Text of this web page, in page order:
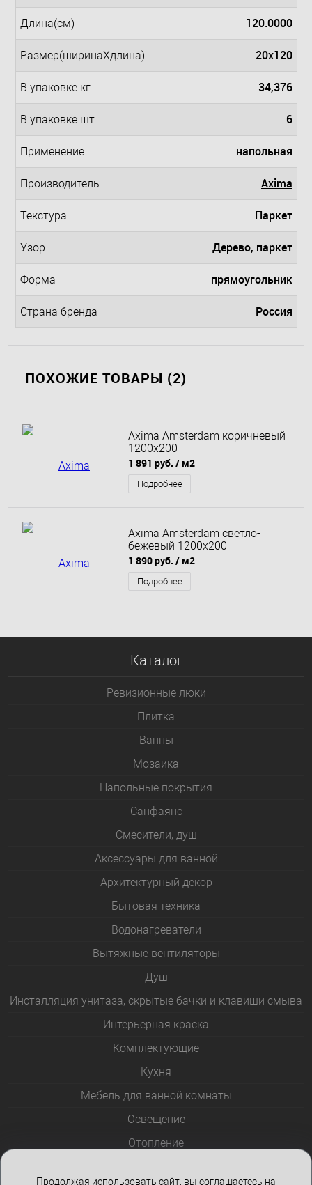
Длина(см) 120.0000
Размер(ширинаXдлина) 20x120
В упаковке кг 34,376
В упаковке шт 6
Применение напольная
Производитель Axima
Teкстура Паркет
Узор Дерево, паркет
Форма прямоугольник
Страна бренда Россия
ПОХОЖИЕ ТОВАРЫ (2)
Axima Amsterdam коричневый
1200х200
1 891 руб. / м2
Подробнее
Axima Amsterdam светло-
бежевый 1200х200
1 890 руб. / м2
Подробнее
Каталог
Ревизионные люки
Плитка
Bанны
Мозаика
Напольные покрытия
Санфаянс
Смесители, душ
Аксессуары для ванной
Архитектурный декор
Бытовая техника
Водонагреватели
Вытяжные вентиляторы
Душ
Инсталляция унитаза, скрытые бачки и клавиши смыва
Интерьерная краска
Комплектующие
Кухня
Мебель для ванной комнаты
Освещение
Отопление
Продолжая использовать сайт, вы соглашаетесь на